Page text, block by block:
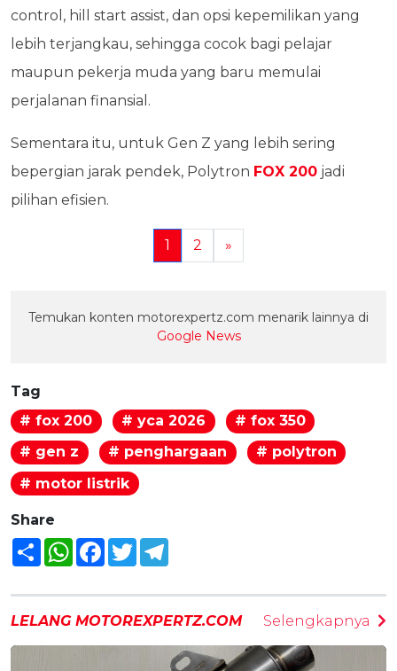
control, hill start assist, dan opsi kepemilikan yang
lebih terjangkau, sehingga cocok bagi pelajar
maupun pekerja muda yang baru memulai
perjalanan finansial.
Sementara itu, untuk Gen Z yang lebih sering
bepergian jarak pendek, Polytron FOX 200 jadi
pilihan efisien.
1 2 »
Temukan konten motorexpertz.com menarik lainnya di
Google News
Tag
# fox 200
# yca 2026
# fox 350
# gen z
# penghargaan
# polytron
# motor listrik
Share
Share WhatsAppFacebook
Twitter
LELANG MOTOREXPERTZ.COM Selengkapnya